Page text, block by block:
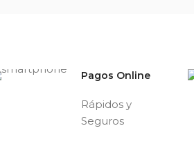
Pagos Online
Rápidos y
Seguros